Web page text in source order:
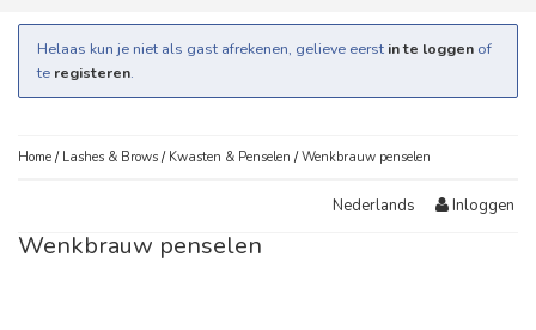
Helaas kun je niet als gast afrekenen, gelieve eerst in te loggen of
te registeren.
Home / Lashes & Brows / Kwasten & Penselen /Wenkbrauw penselen
Nederlands Inloggen
Wenkbrauw penselen